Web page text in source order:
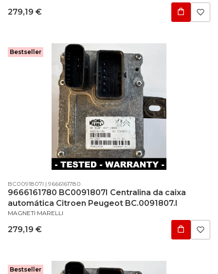
Preço
279,19 €
Bestseller
Código do produto
BC0091807I Código do fabricante
9666161780
9666161780 BC0091807I Centralina da caixa
automática Citroen Peugeot BC.0091807.I
FABRICANTE
MAGNETI MARELLI
Preço
279,19 €
Bestseller